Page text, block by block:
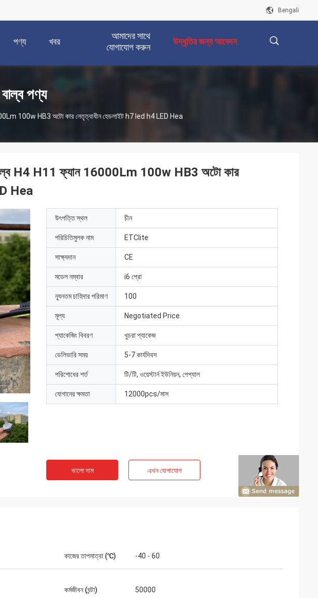
Bengali
পণ্য খবর
আমাদের সাথে
যোগাযোগ করুন
উদ্ধৃতির জন্য আবেদন
পণ্য
100w HB3 অটো কার নেতৃত্বাধীন হেডলাইট h7 led h4 LED Hea
H4 H11 ফ্যান 16000Lm 100w HB3 অটো কার
Hea
উৎপত্তি স্থল চীন
পরিচিতিমুলক নাম ETClite
সাক্ষ্যদান CE
মডেল নম্বার i6 প্রো
ন্যূনতম চাহিদার পরিমাণ 100
মূল্য Negotiated Price
প্যাকেজিং বিবরণ খুচরা প্যাকেজ
ডেলিভারি সময় 5-7 কার্যদিবস
পরিশোধের শর্ত টি/টি, ওয়েস্টার্ন ইউনিয়ন, পেপ্যাল
যোগানের ক্ষমতা 12000pcs/মাস
ভালো দাম এখন যোগাযোগ
কাজের তাপমাত্রা (℃) -40 - 60
কর্মজীবন (ঘন্টা) 50000